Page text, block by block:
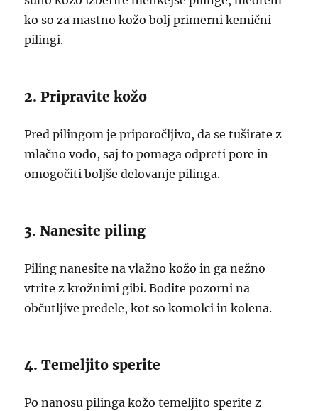
ko so za mastno kožo bolj primerni kemični
pilingi.
2. Pripravite kožo
Pred pilingom je priporočljivo, da se tuširate z
mlačno vodo, saj to pomaga odpreti pore in
omogočiti boljše delovanje pilinga.
3. Nanesite piling
Piling nanesite na vlažno kožo in ga nežno
vtrite z krožnimi gibi. Bodite pozorni na
občutljive predele, kot so komolci in kolena.
4. Temeljito sperite
Po nanosu pilinga kožo temeljito sperite z